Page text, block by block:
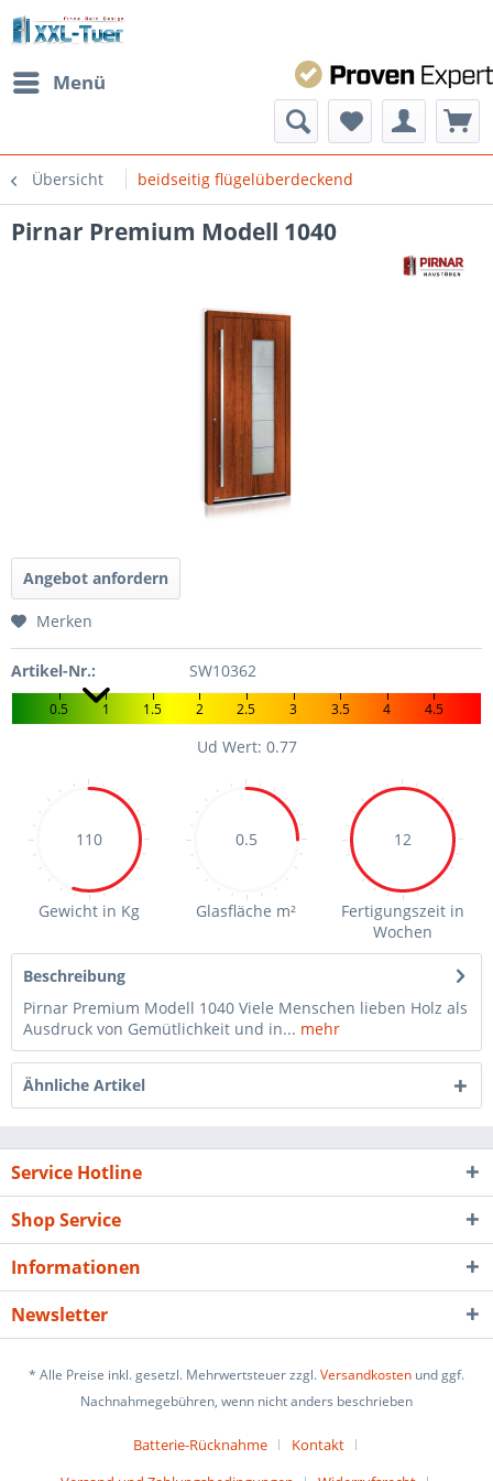
Menü
Übersicht beidseitig flügelüberdeckend
Pirnar Premium Modell 1040
Angebot anfordern
Merken
Artikel-Nr.: SW10362
0.5 1 1.5 2 2.5 3 3.5 4 4.5
Ud Wert: 0.77
110
Gewicht in Kg
0.5
Glasfläche m²
12
Fertigungszeit in
Wochen
Beschreibung
Pirnar Premium Modell 1040 Viele Menschen lieben Holz als
Ausdruck von Gemütlichkeit und in... mehr
Ähnliche Artikel
Service Hotline
Shop Service
Informationen
Newsletter
* Alle Preise inkl. gesetzl. Mehrwertsteuer zzgl.Versandkosten und ggf.
Nachnahmegebühren, wenn nicht anders beschrieben
Batterie-Rücknahme
Kontakt